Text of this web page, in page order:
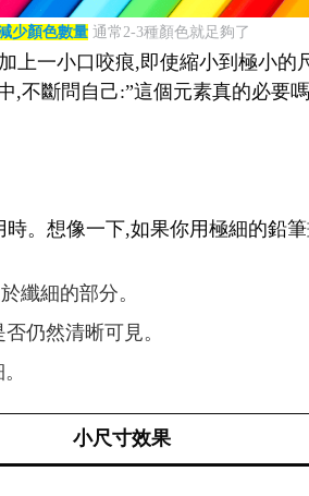
少顏色數量通常2-3種顏色就足夠了
一小口咬痕,即使縮小到極小的
不斷問自己:”這個元素真的必要
。想像一下,如果你用極細的鉛
纖細的部分。
仍然清晰可見。
小尺寸效果